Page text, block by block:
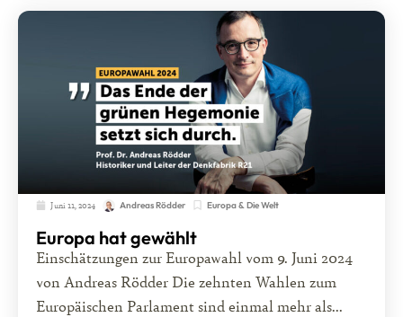
Juni 11, 2024 Andreas Rödder Europa & Die Welt
Europa hat gewählt
Einschätzungen zur Europawahl vom 9. Juni 2024
von Andreas Rödder Die zehnten Wahlen zum
Europäischen Parlament sind einmal mehr als...